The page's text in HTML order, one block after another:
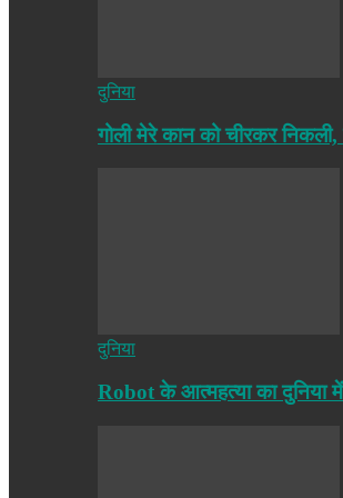
दुनिया
गोली मेरे कान को चीरकर
दुनिया
Robot के आत्महत्या का दुनिया